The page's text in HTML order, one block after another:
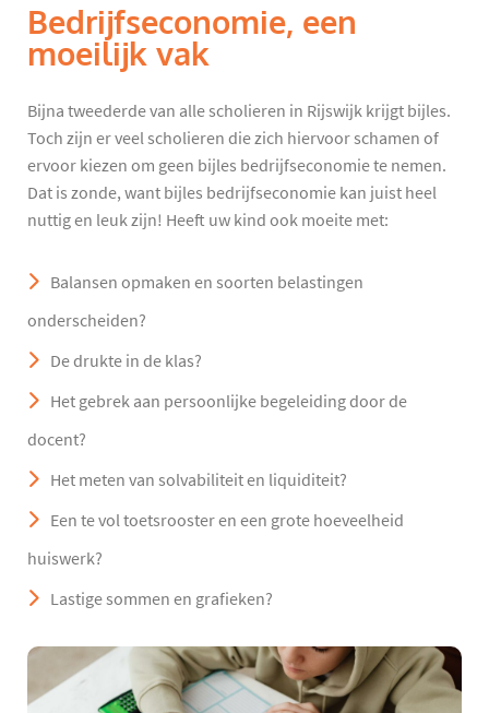
Bedrijfseconomie, een
moeilijk vak
Bijna tweederde van alle scholieren in Rijswijk krijgt bijles.
Toch zijn er veel scholieren die zich hiervoor schamen of
ervoor kiezen om geen bijles bedrijfseconomie te nemen.
Dat is zonde, want bijles bedrijfseconomie kan juist heel
nuttig en leuk zijn! Heeft uw kind ook moeite met:
Balansen opmaken en soorten belastingen
onderscheiden?
De drukte in de klas?
Het gebrek aan persoonlijke begeleiding door de
docent?
Het meten van solvabiliteit en liquiditeit?
Een te vol toetsrooster en een grote hoeveelheid
huiswerk?
Lastige sommen en grafieken?